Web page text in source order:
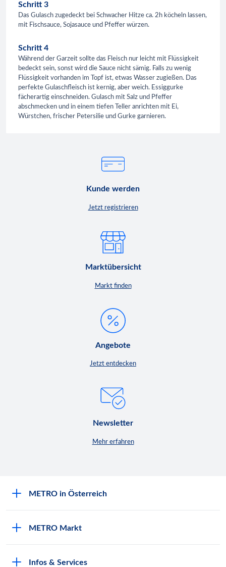
Schritt 3
Das Gulasch zugedeckt bei Schwacher Hitze ca. 2h köcheln lassen,
mit Fischsauce, Sojasauce und Pfeffer würzen.
Schritt 4
Während der Garzeit sollte das Fleisch nur leicht mit Flüssigkeit
bedeckt sein, sonst wird die Sauce nicht sämig. Falls zu wenig
Flüssigkeit vorhanden im Topf ist, etwas Wasser zugießen. Das
perfekte Gulaschfleisch ist kernig, aber weich. Essiggurke
fächerartig einschneiden. Gulasch mit Salz und Pfeffer
abschmecken und in einem tiefen Teller anrichten mit Ei,
Würstchen, frischer Petersilie und Gurke garnieren.
Kunde werden
Jetzt registrieren
Marktübersicht
Markt finden
Angebote
Jetzt entdecken
Newsletter
Mehr erfahren
METRO in Österreich
METRO Markt
Infos & Services